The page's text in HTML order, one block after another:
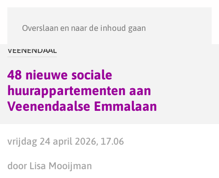
Overslaan en naar de inhoud gaan
VEENENDAAL
48 nieuwe sociale
huurappartementen aan
Veenendaalse Emmalaan
vrijdag 24 april 2026, 17.06
door Lisa Mooijman